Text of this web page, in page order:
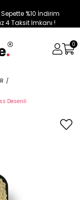
%10 İndirim
4 Taksit İmkanı !
0
Desenli